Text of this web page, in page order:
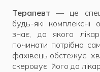
Терапевт — це
будь-які
знає, до якого
починати потрібно
фахівець обстежує
скеровує його до